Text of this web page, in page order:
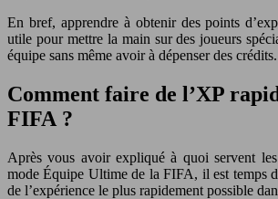
En bref, apprendre à obtenir des points
utile pour mettre la main sur des joueurs
équipe sans même avoir à dépenser des crédits.
Comment faire de l’XP
FIFA ?
Après vous avoir expliqué à quoi servent
mode Équipe Ultime de la FIFA, il est temps
de l’expérience le plus rapidement possible